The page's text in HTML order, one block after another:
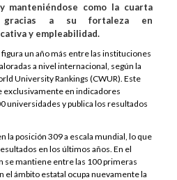
manteniéndose como la cuarta
gracias a su fortaleza en
y empleabilidad.
un año más entre las instituciones
a nivel internacional, según la
University Rankings (CWUR). Este
exclusivamente en indicadores
universidades y publica los resultados
la posición 309 a escala mundial, lo que
en los últimos años. En el
se mantiene entre las 100 primeras
ámbito estatal ocupa nuevamente la